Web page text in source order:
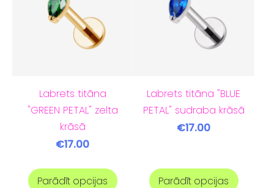
Labrets titāna
"GREEN PETAL" zelta
krāsā
€17.00
Parādīt opcijas
Labrets titāna "BLUE
PETAL" sudraba krāsā
€17.00
Parādīt opcijas